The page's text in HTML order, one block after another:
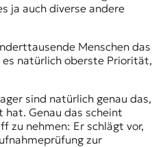
ja auch diverse andere
Menschen das
natürlich oberste Priorität,
sind natürlich genau das,
hat. Genau das scheint
zu nehmen: Er schlägt vor,
zur